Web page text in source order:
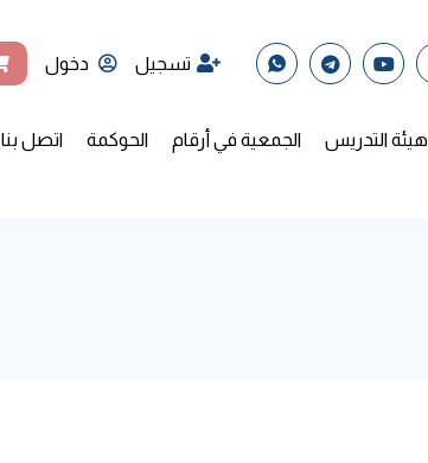
تسجيل دخول
هيئة التدريس الجمعية في أرقام الحوكمة اتصل بنا